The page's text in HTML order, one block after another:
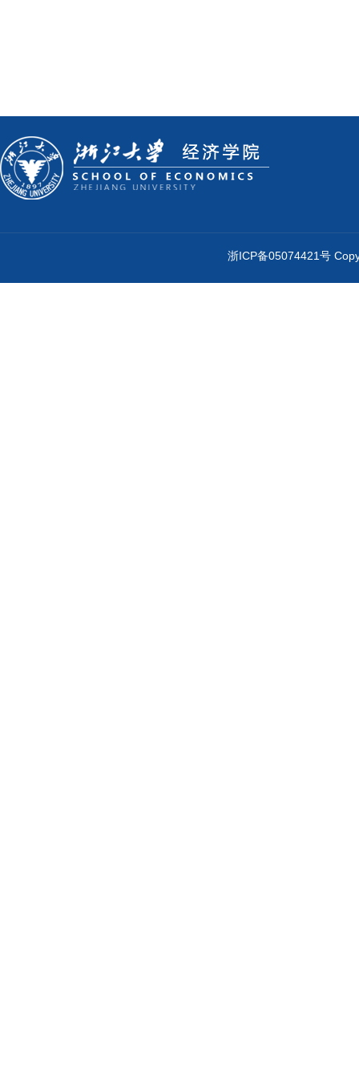
浙ICP备05074421号